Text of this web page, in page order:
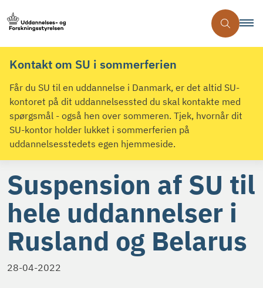
Kontakt om SU i sommerferien
Får du SU til en uddannelse i Danmark, er det altid SU-
kontoret på dit uddannelsessted du skal kontakte med
spørgsmål - også hen over sommeren. Tjek, hvornår dit
SU-kontor holder lukket i sommerferien på
uddannelsesstedets egen hjemmeside.
Suspension af SU til
hele uddannelser i
Rusland og Belarus
28-04-2022